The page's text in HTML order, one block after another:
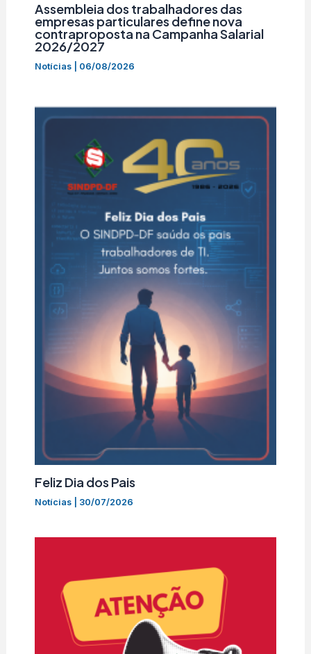
Assembleia dos trabalhadores das
empresas particulares define nova
contraproposta na Campanha Salarial
2026/2027
Notícias| 06/08/2026
Feliz Dia dos Pais
Notícias| 30/07/2026